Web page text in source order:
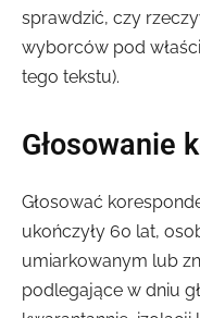
sprawdzić, czy
wyborców pod
tego tekstu).
Głosowanie
Głosować
ukończyły 60 lat,
umiarkowanym lub
podlegające w dniu